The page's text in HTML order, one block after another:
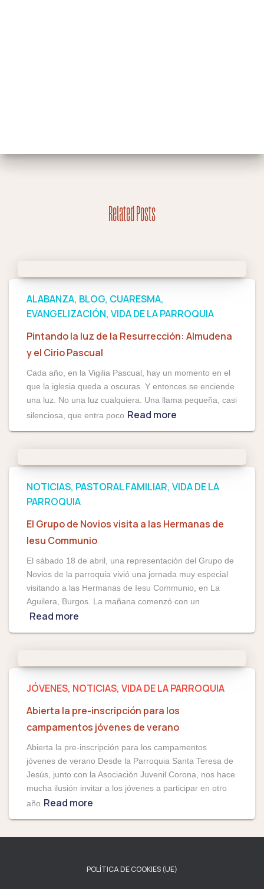
Related Posts
ALABANZA BLOG CUARESMA
EVANGELIZACIÓN VIDA DE LA PARROQUIA
Pintando la luz de la Resurrección: Almudena
y el Cirio Pascual
Cada año, en la Vigilia Pascual, hay un momento en el
que la iglesia queda a oscuras. Y entonces se enciende
una luz. No una luz cualquiera. Una llama pequeña, casi
silenciosa, que entra poco Read more
NOTICIAS PASTORAL FAMILIAR VIDA DE LA
PARROQUIA
El Grupo de Novios visita a las Hermanas de
Iesu Communio
El sábado 18 de abril, una representación del Grupo de
Novios de la parroquia vivió una jornada muy especial
visitando a las Hermanas de Iesu Communio, en La
Aguilera, Burgos. La mañana comenzó con un
Read more
JÓVENES NOTICIAS VIDA DE LA PARROQUIA
Abierta la pre-inscripción para los
campamentos jóvenes de verano
Abierta la pre-inscripción para los campamentos
jóvenes de verano Desde la Parroquia Santa Teresa de
Jesús, junto con la Asociación Juvenil Corona, nos hace
mucha ilusión invitar a los jóvenes a participar en otro
año Read more
POLÍTICA DE COOKIES (UE)